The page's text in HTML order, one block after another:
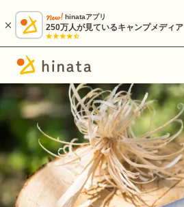
hinataアプリ
250万人が見ているキャンプメディア